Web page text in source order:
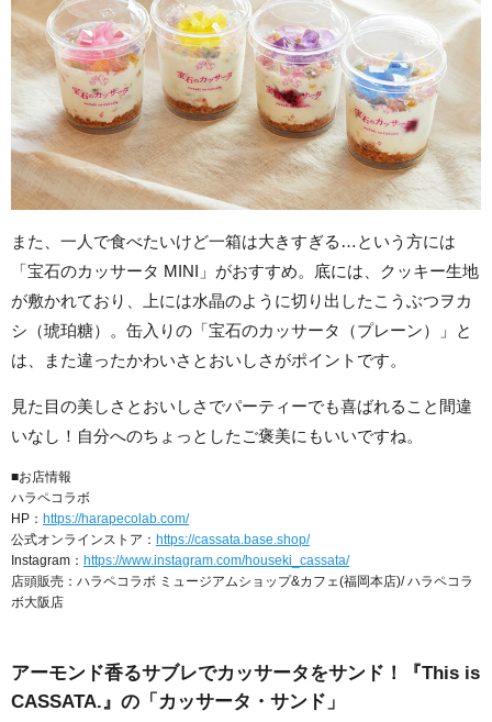
また、一人で食べたいけど一箱は大きすぎる…という方には
「宝石のカッサータ MINI」がおすすめ。底には、クッキー生地
が敷かれており、上には水晶のように切り出したこうぶつヲカ
シ（琥珀糖）。缶入りの「宝石のカッサータ（プレーン）」と
は、また違ったかわいさとおいしさがポイントです。
見た目の美しさとおいしさでパーティーでも喜ばれること間違
いなし！自分へのちょっとしたご褒美にもいいですね。
■お店情報
ハラペコラボ
HP： https://harapecolab.com/
公式オンラインストア： https://cassata.base.shop/
Instagram： https://www.instagram.com/houseki_cassata/
店頭販売：ハラペコラボ ミュージアムショップ&カフェ(福岡本店)/ ハラペコラ
ボ大阪店
アーモンド香るサブレでカッサータをサンド！『This is
CASSATA.』の「カッサータ・サンド」